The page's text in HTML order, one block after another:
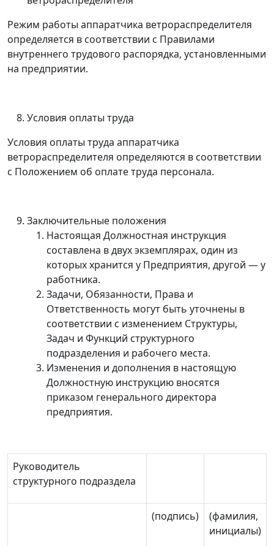
Режим работы аппаратчика ветрораспределителя
определяется в соответствии с Правилами
внутреннего трудового распорядка, установленными
на предприятии.
Условия оплаты труда
Условия оплаты труда аппаратчика
ветрораспределителя определяются в соответствии
с Положением об оплате труда персонала.
Заключительные положения
Настоящая Должностная инструкция
составлена в двух экземплярах, один из
которых хранится у Предприятия, другой —у
работника.
Задачи, Обязанности, Права и
Ответственность могут быть уточнены в
соответствии с изменением Структуры,
Задач и Функций структурного
подразделения и рабочего места.
Изменения и дополнения в настоящую
Должностную инструкцию вносятся
приказом генерального директора
предприятия.
Руководитель
структурного подраздела
(подпись)
(фамилия,
инициалы)